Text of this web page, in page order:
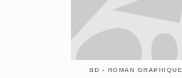
BD - ROMAN GRAPHIQUE